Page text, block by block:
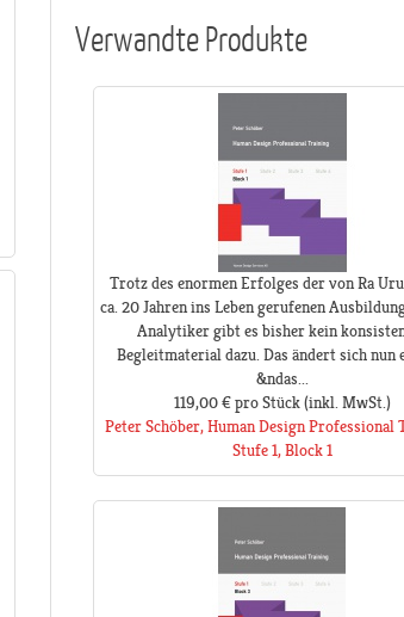
Verwandte Produkte
Trotz des enormen Erfolges der von Ra
ca. 20 Jahren ins Leben gerufenen
Analytiker gibt es bisher kein
Begleitmaterial dazu. Das ändert sich nun
&ndas...
119,00 €pro Stück(inkl. MwSt.)
Peter Schöber, Human Design Professional
Stufe 1, Block 1